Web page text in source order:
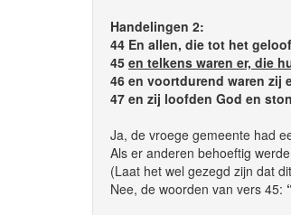
Handelingen 2:
44 En allen, die tot het
45 en telkens waren er, die
46 en voortdurend waren zij
47 en zij loofden God en
Ja, de vroege gemeente had
Als er anderen behoeftig
(Laat het wel gezegd zijn dat
Nee, de woorden van vers 45: